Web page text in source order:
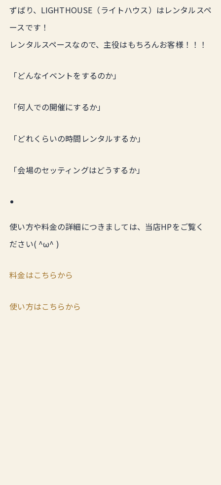
ずばり、LIGHTHOUSE（ライトハウス）はレンタルスペ
ースです！
レンタルスペースなので、主役はもちろんお客様！！！
「どんなイベントをするのか」
「何人での開催にするか」
「どれくらいの時間レンタルするか」
「会場のセッティングはどうするか」
使い方や料金の詳細につきましては、当店HPをご覧く
ださい( ^ω^ )
料金はこちらから
使い方はこちらから